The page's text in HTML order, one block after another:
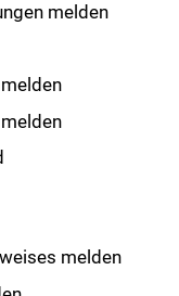
melden
melden